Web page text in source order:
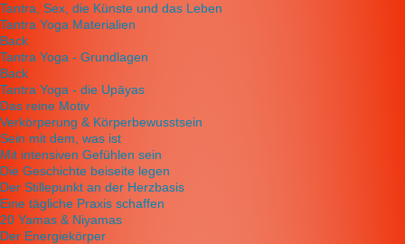
Tantra, Sex, die Künste und das Leben
Tantra Yoga Materialien
Back
Tantra Yoga - Grundlagen
Back
Tantra Yoga - die Upāyas
Das reine Motiv
Verkörperung & Körperbewusstsein
Sein mit dem, was ist
Mit intensiven Gefühlen sein
Die Geschichte beiseite legen
Der Stillepunkt an der Herzbasis
Eine tägliche Praxis schaffen
20 Yamas & Niyamas
Der Energiekörper